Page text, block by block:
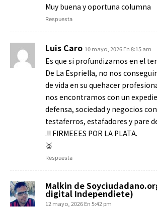
Muy buena y oportuna columna
Respuesta
Luis Caro 10 mayo, 2026 En 8:15 am
Es que si profundizamos en el
De La Espriella, no nos
de vida en su quehacer
nos encontramos con un
defensa, sociedad y negocios
testaferros, estafadores y pare
.!! FIRMEEES POR LA PLATA.
🥈
Respuesta
Malkin de
digital Independiete)
12 mayo, 2026 En 5:42 pm